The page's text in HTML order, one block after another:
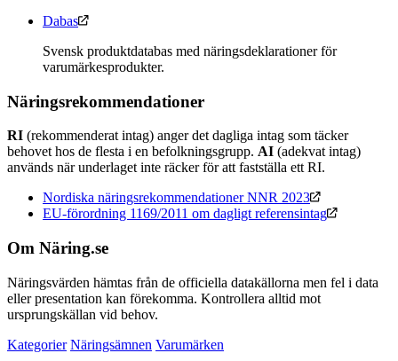
Dabas
Svensk produktdatabas med näringsdeklarationer för
varumärkesprodukter.
Näringsrekommendationer
RI (rekommenderat intag) anger det dagliga intag som täcker
behovet hos de flesta i en befolkningsgrupp. AI (adekvat intag)
används när underlaget inte räcker för att fastställa ett RI.
Nordiska näringsrekommendationer NNR 2023
EU-förordning 1169/2011 om dagligt referensintag
Om Näring.se
Näringsvärden hämtas från de officiella datakällorna men fel i data
eller presentation kan förekomma. Kontrollera alltid mot
ursprungskällan vid behov.
Kategorier Näringsämnen Varumärken